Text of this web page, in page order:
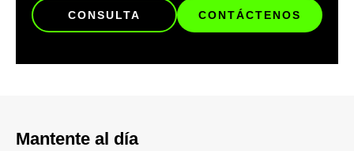
CONSULTA CONTÁCTENOS
Mantente al día